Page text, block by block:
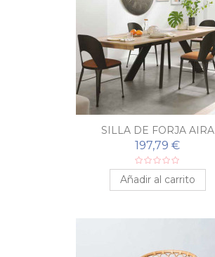
SILLA DE FORJA AIRA
197,79 €
Añadir al carrito